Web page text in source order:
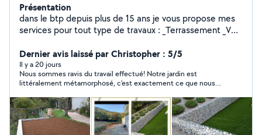
Présentation
dans le btp depuis plus de 15 ans je vous propose mes
services pour tout type de travaux : _Terrassement _VRD
_Maçonnerie extérieur _aménagement extérieur _clôture
Travail soigné ! Et délai respecté ! Je me déplace dans
tous le 06 Devis gratuit .
Dernier avis laissé par Christopher : 5/5
Il y a 20 jours
Nous sommes ravis du travail effectué! Notre jardin est
littéralement métamorphosé, c'est exactement ce que nous
d'un grand professionnalisme : ponctuel, à l'écoute et le
chantier a été rendu parfaitement propre après son passage.
Vous pouvez lui faire confiance les yeux fermés. Un grand
MERCI pour cette superbe réalisation.